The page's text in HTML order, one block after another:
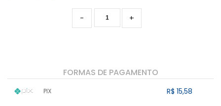
+
-
FORMAS DE PAGAMENTO
PIX R$ 15,58